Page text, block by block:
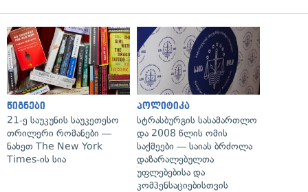
წიგნები
21-ე საუკუნის საუკეთესო
თრილერი რომანები —
ნახეთ The New York
Times-ის სია
პოლიტიკა
სტრასბურგის სასამართლო
და 2008 წლის ომის
საქმეები — საიას ბრძოლა
დაზარალებულთა
უფლებებისა და
კომპენსაციებისთვის